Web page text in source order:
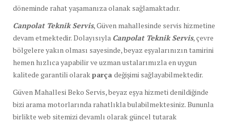
döneminde rahat yaşamanıza olanak sağlamaktadır.
Canpolat Teknik Servis, Güven mahallesinde servis hizmetine
devam etmektedir. Dolayısıyla Canpolat Teknik Servis, çevre
bölgelere yakın olması sayesinde, beyaz eşyalarınızın tamirini
hemen hızlıca yapabilir ve uzman ustalarımızla en uygun
kalitede garantili olarakparça değişimi sağlayabilmektedir.
Güven Mahallesi Beko Servis, beyaz eşya hizmeti denildiğinde
bizi arama motorlarında rahatlıkla bulabilmektesiniz. Bununla
birlikte web sitemizi devamlı olarak güncel tutarak